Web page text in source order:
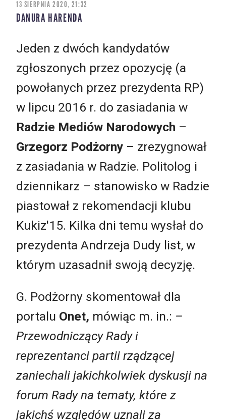
13 SIERPNIA 2020, 21:32
DANURA HARENDA
Jeden z dwóch kandydatów
zgłoszonych przez opozycję (a
powołanych przez prezydenta RP)
w lipcu 2016 r. do zasiadania w
Radzie Mediów Narodowych –
Grzegorz Podżorny – zrezygnował
z zasiadania w Radzie. Politolog i
dziennikarz – stanowisko w Radzie
piastował z rekomendacji klubu
Kukiz'15. Kilka dni temu wysłał do
prezydenta Andrzeja Dudy list, w
którym uzasadnił swoją decyzję.
G. Podżorny skomentował dla
portalu Onet, mówiąc m. in.: –
Przewodniczący Rady i
reprezentanci partii rządzącej
zaniechali jakichkolwiek dyskusji na
forum Rady na tematy, które z
jakichś względów uznali za